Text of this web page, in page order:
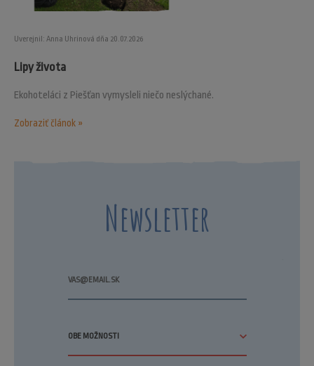
Uverejnil: Anna Uhrinová dňa 20.07.2026
Lipy života
Ekohoteláci z Piešťan vymysleli niečo neslýchané.
Zobraziť článok »
Newsletter